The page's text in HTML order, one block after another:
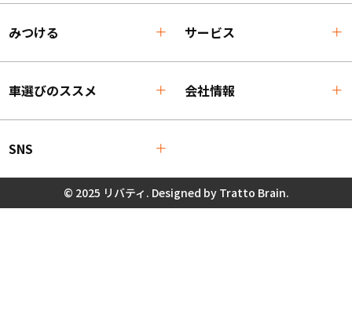
みつける サービス
車選びのススメ 会社情報
SNS
© 2025 リバティ. Designed by Tratto Brain.